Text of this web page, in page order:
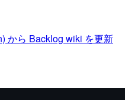
から Backlog wiki を更新